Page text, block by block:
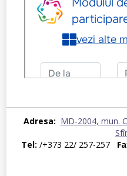
Adresa: MD-2004, mun.
Tel: /+373 22/ 257-257